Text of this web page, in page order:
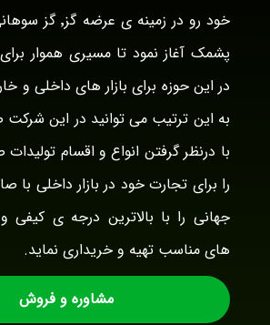
پشمک آغاز نمود تا مسیری هموار
در این حوزه برای بازار های داخلی و
به این ترتیب می توانید در این شرکت
با درنظر گرفتن انواع و اقسام
را برای تجارت خود در بازار داخلی با
جهانی را با بالاترین درجه ی
های مناسب تهیه و خریداری نماید.
مشاوره و فروش